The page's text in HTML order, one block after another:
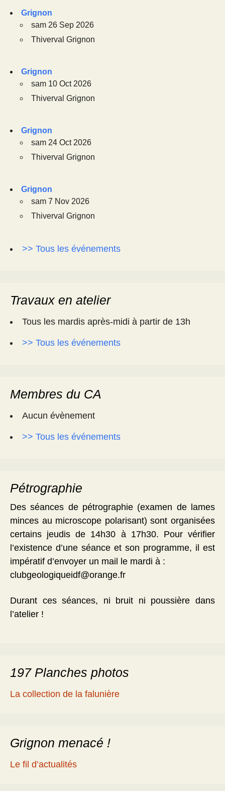
Grignon
sam 26 Sep 2026
Thiverval Grignon
Grignon
sam 10 Oct 2026
Thiverval Grignon
Grignon
sam 24 Oct 2026
Thiverval Grignon
Grignon
sam 7 Nov 2026
Thiverval Grignon
>> Tous les événements
Travaux en atelier
Tous les mardis après-midi à partir de 13h
>> Tous les événements
Membres du CA
Aucun évènement
>> Tous les événements
Pétrographie
Des séances de pétrographie (examen de lames
minces au microscope polarisant) sont organisées
certains jeudis de 14h30 à 17h30. Pour vérifier
l’existence d’une séance et son programme, il est
impératif d’envoyer un mail le mardi à :
clubgeologiqueidf@orange.fr
Durant ces séances, ni bruit ni poussière dans
l’atelier !
197 Planches photos
La collection de la falunière
Grignon menacé !
Le fil d’actualités